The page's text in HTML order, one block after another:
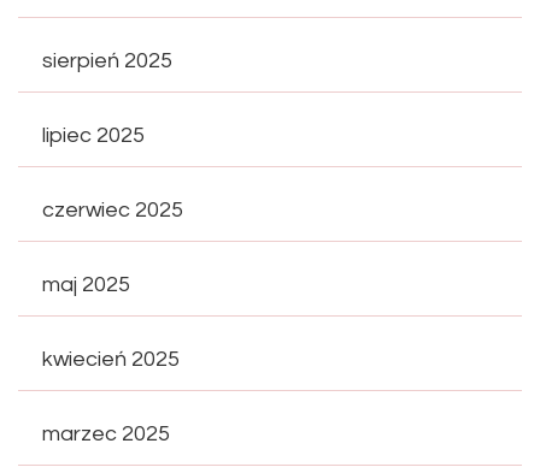
sierpień 2025
lipiec 2025
czerwiec 2025
maj 2025
kwiecień 2025
marzec 2025